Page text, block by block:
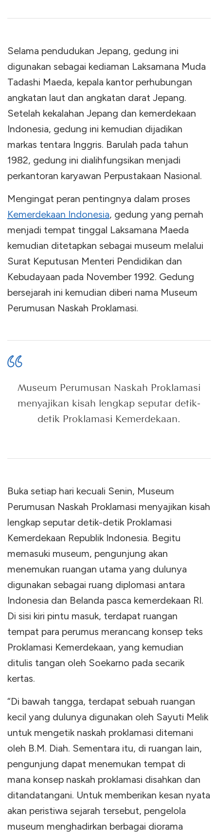
Selama pendudukan Jepang, gedung ini
digunakan sebagai kediaman Laksamana Muda
Tadashi Maeda, kepala kantor perhubungan
angkatan laut dan angkatan darat Jepang.
Setelah kekalahan Jepang dan kemerdekaan
Indonesia, gedung ini kemudian dijadikan
markas tentara Inggris. Barulah pada tahun
1982, gedung ini dialihfungsikan menjadi
perkantoran karyawan Perpustakaan Nasional.
Mengingat peran pentingnya dalam proses
Kemerdekaan Indonesia, gedung yang pernah
menjadi tempat tinggal Laksamana Maeda
kemudian ditetapkan sebagai museum melalui
Surat Keputusan Menteri Pendidikan dan
Kebudayaan pada November 1992. Gedung
bersejarah ini kemudian diberi nama Museum
Perumusan Naskah Proklamasi.
Museum Perumusan Naskah Proklamasi
menyajikan kisah lengkap seputar detik-
detik Proklamasi Kemerdekaan.
Buka setiap hari kecuali Senin, Museum
Perumusan Naskah Proklamasi menyajikan kisah
lengkap seputar detik-detik Proklamasi
Kemerdekaan Republik Indonesia. Begitu
memasuki museum, pengunjung akan
menemukan ruangan utama yang dulunya
digunakan sebagai ruang diplomasi antara
Indonesia dan Belanda pasca kemerdekaan RI.
Di sisi kiri pintu masuk, terdapat ruangan
tempat para perumus merancang konsep teks
Proklamasi Kemerdekaan, yang kemudian
ditulis tangan oleh Soekarno pada secarik
kertas.
“Di bawah tangga, terdapat sebuah ruangan
kecil yang dulunya digunakan oleh Sayuti Melik
untuk mengetik naskah proklamasi ditemani
oleh B.M. Diah. Sementara itu, di ruangan lain,
pengunjung dapat menemukan tempat di
mana konsep naskah proklamasi disahkan dan
ditandatangani. Untuk memberikan kesan nyata
akan peristiwa sejarah tersebut, pengelola
museum menghadirkan berbagai diorama